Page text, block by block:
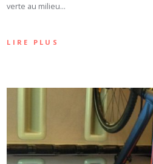
verte au milieu…
LIRE PLUS